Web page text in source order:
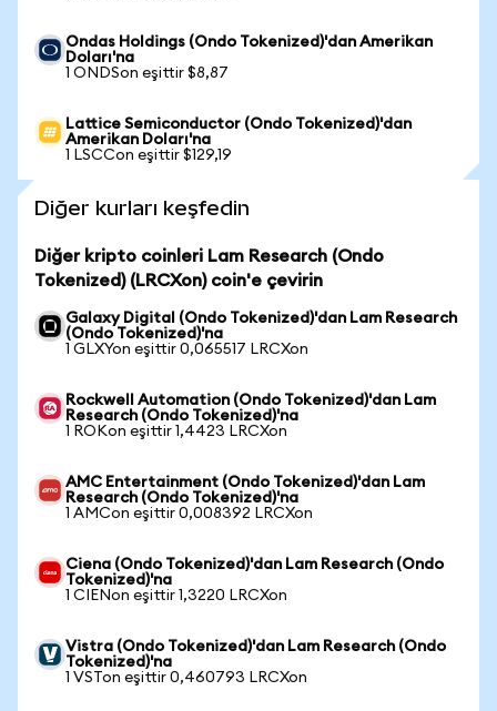
Ondas Holdings (Ondo Tokenized)'dan Amerikan
Doları'na
1 ONDSon eşittir $8,87
Lattice Semiconductor (Ondo Tokenized)'dan
Amerikan Doları'na
1 LSCCon eşittir $129,19
Diğer kurları keşfedin
Diğer kripto coinleri Lam Research (Ondo
Tokenized) (LRCXon) coin'e çevirin
Galaxy Digital (Ondo Tokenized)'dan Lam Research
(Ondo Tokenized)'na
1 GLXYon eşittir 0,065517 LRCXon
Rockwell Automation (Ondo Tokenized)'dan Lam
Research (Ondo Tokenized)'na
1 ROKon eşittir 1,4423 LRCXon
AMC Entertainment (Ondo Tokenized)'dan Lam
Research (Ondo Tokenized)'na
1 AMCon eşittir 0,008392 LRCXon
Ciena (Ondo Tokenized)'dan Lam Research (Ondo
Tokenized)'na
1 CIENon eşittir 1,3220 LRCXon
Vistra (Ondo Tokenized)'dan Lam Research (Ondo
Tokenized)'na
1 VSTon eşittir 0,460793 LRCXon